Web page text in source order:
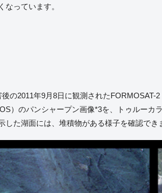
なっています。
の2011年9月8日に観測された
）のパンシャープン画像*3を、トゥルー
した湖面には、堆積物がある様子を確認でき